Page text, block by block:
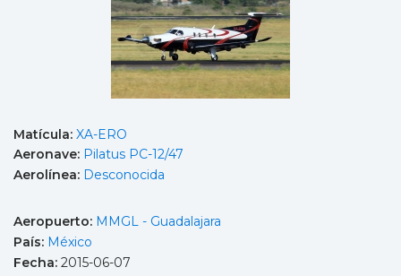
Matícula: XA-ERO
Aeronave: Pilatus PC-12/47
Aerolínea: Desconocida
Aeropuerto: MMGL - Guadalajara
País: México
Fecha: 2015-06-07